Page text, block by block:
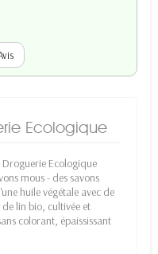
Ecologique
Ecologique
mous - des savons
huile végétale avec de
de lin bio, cultivée et
colorant, épaississant